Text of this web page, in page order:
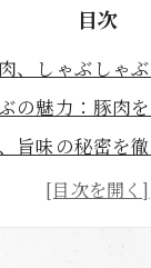
目次
、しゃぶしゃ
の魅力：豚肉
旨味の秘密を
載！しゃぶし